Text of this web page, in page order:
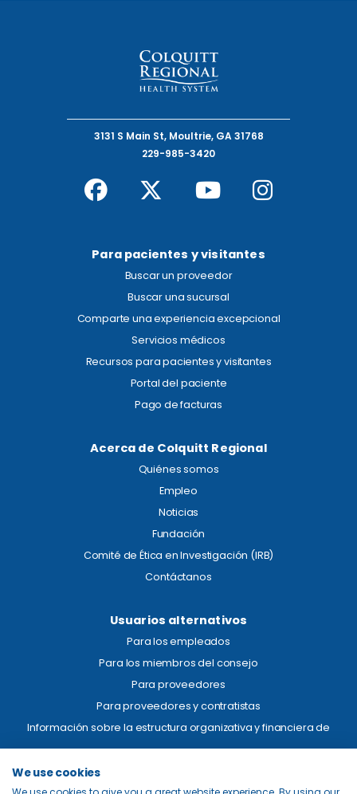
3131 S Main St, Moultrie, GA 31768
229-985-3420
Para pacientes y visitantes
Buscar un proveedor
Buscar una sucursal
Comparte una experiencia excepcional
Servicios médicos
Recursos para pacientes y visitantes
Portal del paciente
Pago de facturas
Acerca de Colquitt Regional
Quiénes somos
Empleo
Noticias
Fundación
Comité de Ética en Investigación (IRB)
Contáctanos
Usuarios alternativos
Para los empleados
Para los miembros del consejo
Para proveedores
Para proveedores y contratistas
Información sobre la estructura organizativa y financiera de
We use cookies